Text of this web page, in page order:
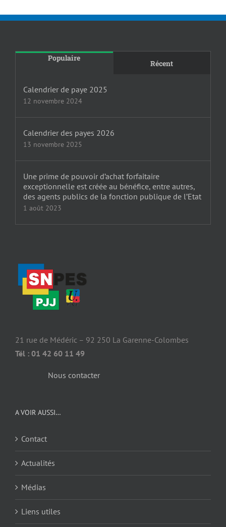
Populaire
Récent
Calendrier de paye 2025
12 novembre 2024
Calendrier des payes 2026
13 novembre 2025
Une prime de pouvoir d’achat forfaitaire
exceptionnelle est créée au bénéfice, entre autres,
des agents publics de la fonction publique de l’Etat
1 août 2023
21 rue de Médéric – 92 250 La Garenne-Colombes
Tél : 01 42 60 11 49
Nous contacter
A VOIR AUSSI…
Contact
Actualités
Médias
Liens utiles